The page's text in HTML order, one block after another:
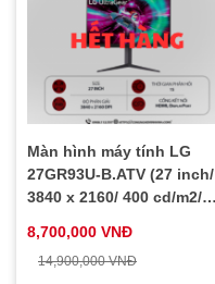
Màn hình máy tính LG
27GR93U-B.ATV (27 inch/
3840 x 2160/ 400 cd/m2/
tháng
8,700,000 VNĐ
14,900,000 VNĐ